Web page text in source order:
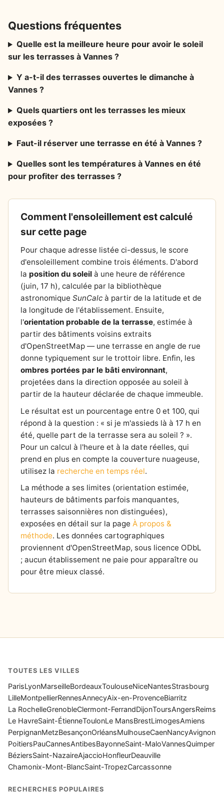
Questions fréquentes
Quelle est la meilleure heure pour avoir le soleil
sur les terrasses à Vannes ?
Y a-t-il des terrasses ouvertes le dimanche à
Vannes ?
Quels quartiers ont les terrasses les mieux
exposées ?
Faut-il réserver une terrasse en été à Vannes ?
Quelles sont les températures à Vannes en été
pour profiter des terrasses ?
Comment l'ensoleillement est calculé
sur cette page
Pour chaque adresse listée ci-dessus, le score
d'ensoleillement combine trois éléments. D'abord
la position du soleil à une heure de référence
(juin, 17 h), calculée par la bibliothèque
astronomique SunCalc à partir de la latitude et de
la longitude de l'établissement. Ensuite,
l'orientation probable de la terrasse, estimée à
partir des bâtiments voisins extraits
d'OpenStreetMap — une terrasse en angle de rue
donne typiquement sur le trottoir libre. Enfin, les
ombres portées par le bâti environnant,
projetées dans la direction opposée au soleil à
partir de la hauteur déclarée de chaque immeuble.
Le résultat est un pourcentage entre 0 et 100, qui
répond à la question : « si je m'assieds là à 17 h en
été, quelle part de la terrasse sera au soleil ? ».
Pour un calcul à l'heure et à la date réelles, qui
prend en plus en compte la couverture nuageuse,
utilisez la recherche en temps réel.
La méthode a ses limites (orientation estimée,
hauteurs de bâtiments parfois manquantes,
terrasses saisonnières non distinguées),
exposées en détail sur la page À propos &
méthode. Les données cartographiques
proviennent d'OpenStreetMap, sous licence ODbL
; aucun établissement ne paie pour apparaître ou
pour être mieux classé.
TOUTES LES VILLES
ParisLyonMarseilleBordeauxToulouseNiceNantesStrasbourg
LilleMontpellierRennesAnnecyAix-en-ProvenceBiarritz
La RochelleGrenobleClermont-FerrandDijonToursAngersReims
Le HavreSaint-ÉtienneToulonLe MansBrestLimogesAmiens
PerpignanMetzBesançonOrléansMulhouseCaenNancyAvignon
PoitiersPauCannesAntibesBayonneSaint-MaloVannesQuimper
BéziersSaint-NazaireAjaccioHonfleurDeauville
Chamonix-Mont-BlancSaint-TropezCarcassonne
RECHERCHES POPULAIRES